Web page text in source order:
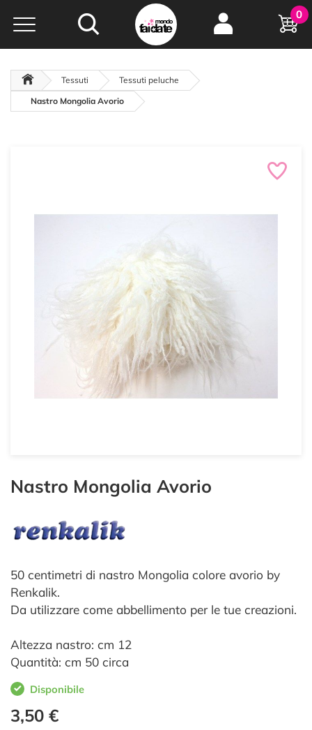
Hobby e
creatività...
oltre 15 anni online
0
Tessuti
Tessuti peluche
Nastro Mongolia Avorio
Nastro Mongolia Avorio
50 centimetri di nastro Mongolia colore avorio by
Renkalik.
Da utilizzare come abbellimento per le tue creazioni.
Altezza nastro: cm 12
Quantità: cm 50 circa
Disponibile
3,50 €